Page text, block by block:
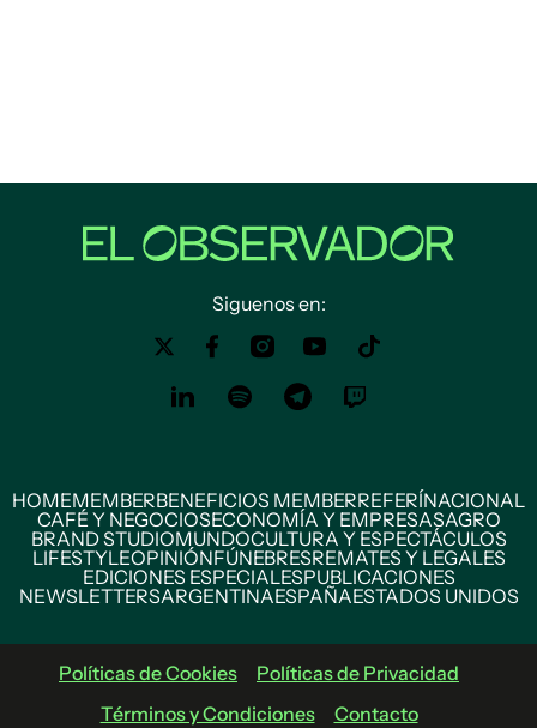
Siguenos en:
HOMEMEMBERBENEFICIOS MEMBERREFERÍNACIONAL
CAFÉ Y NEGOCIOSECONOMÍA Y EMPRESASAGRO
BRAND STUDIOMUNDOCULTURA Y ESPECTÁCULOS
LIFESTYLEOPINIÓNFÚNEBRESREMATES Y LEGALES
EDICIONES ESPECIALESPUBLICACIONES
NEWSLETTERSARGENTINAESPAÑAESTADOS UNIDOS
Políticas de Cookies
Políticas de Privacidad
Términos y Condiciones
Contacto